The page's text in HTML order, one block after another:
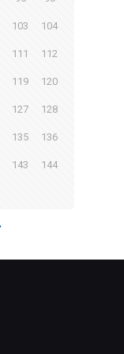
103 104
111 112
119 120
127 128
135 136
143 144